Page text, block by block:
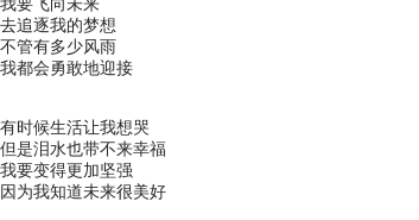
我要飞向未来
去追逐我的梦想
不管有多少风雨
我都会勇敢地迎接
有时候生活让我想哭
但是泪水也带不来幸福
我要变得更加坚强
因为我知道未来很美好